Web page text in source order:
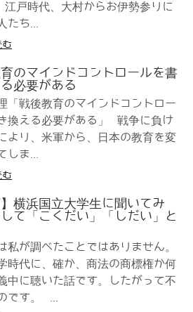
戸時代、大村からお伊勢参りに
たち...
のマインドコントロールを書
必要がある
「戦後教育のマインドコントロー
換える必要がある」 戦争に負け
より、米軍から、日本の教育を変
しま...
】横浜国立大学生に聞いてみ
て「こくだい」「しだい」と
私が調べたことではありません。
時代に、確か、商法の商標権か何
中に聴いた話です。したがって不
です。 ...